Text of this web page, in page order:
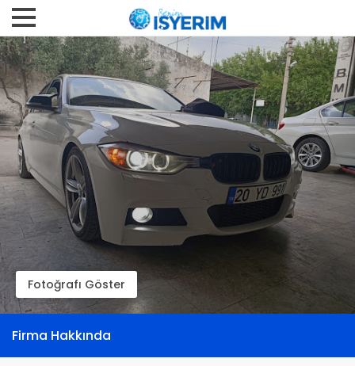
Fotoğrafı Göster
Firma Hakkında